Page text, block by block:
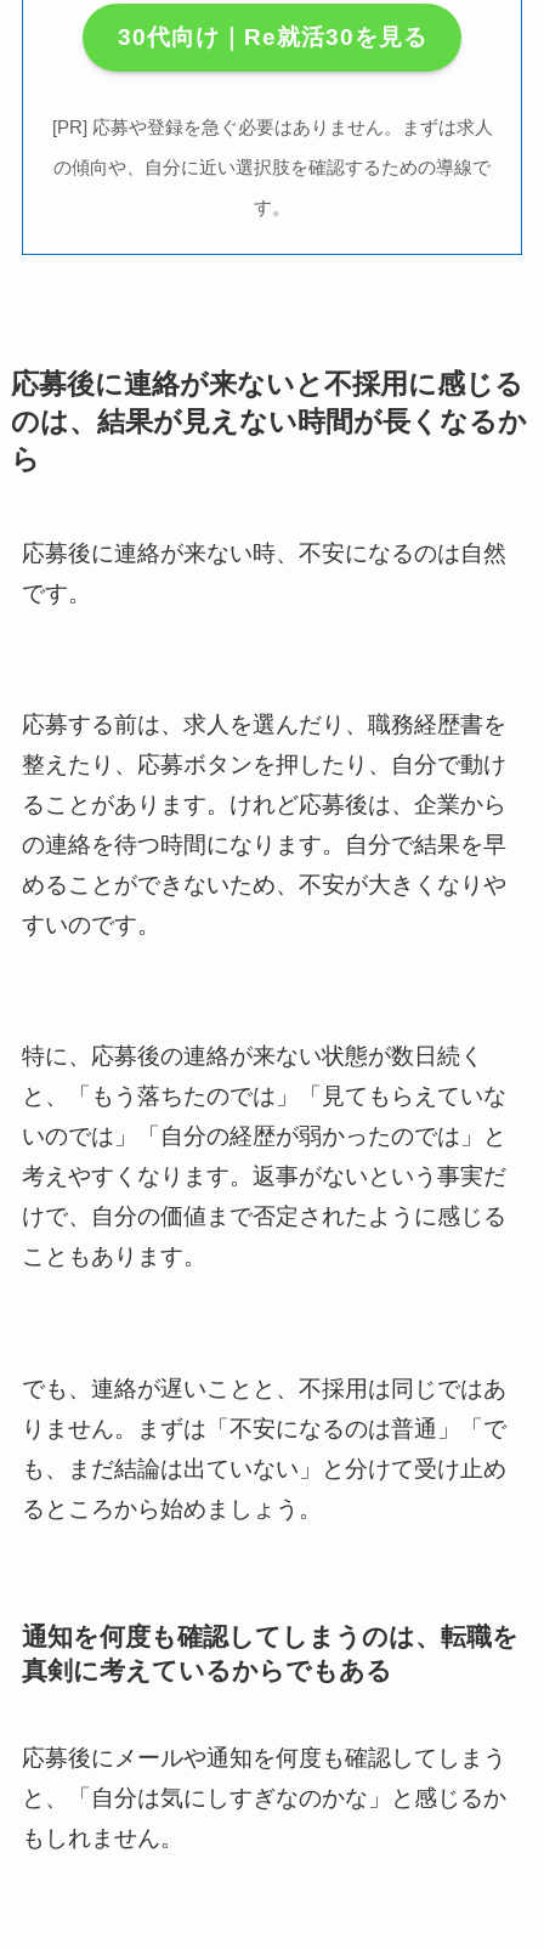
30代向け｜Re就活30を見る
[PR] 応募や登録を急ぐ必要はありません。まずは求人
の傾向や、自分に近い選択肢を確認するための導線で
す。
応募後に連絡が来ないと不採用に感じる
のは、結果が見えない時間が長くなるか
ら
応募後に連絡が来ない時、不安になるのは自然
です。
応募する前は、求人を選んだり、職務経歴書を
整えたり、応募ボタンを押したり、自分で動け
ることがあります。けれど応募後は、企業から
の連絡を待つ時間になります。自分で結果を早
めることができないため、不安が大きくなりや
すいのです。
特に、応募後の連絡が来ない状態が数日続く
と、「もう落ちたのでは」「見てもらえていな
いのでは」「自分の経歴が弱かったのでは」と
考えやすくなります。返事がないという事実だ
けで、自分の価値まで否定されたように感じる
こともあります。
でも、連絡が遅いことと、不採用は同じではあ
りません。まずは「不安になるのは普通」「で
も、まだ結論は出ていない」と分けて受け止め
るところから始めましょう。
通知を何度も確認してしまうのは、転職を
真剣に考えているからでもある
応募後にメールや通知を何度も確認してしまう
と、「自分は気にしすぎなのかな」と感じるか
もしれません。